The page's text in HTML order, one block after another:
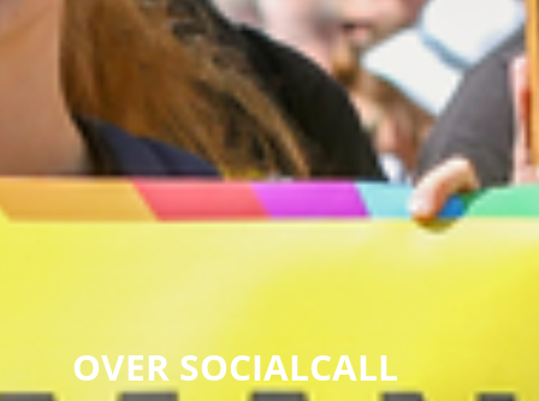
OVER SOCIALCALL